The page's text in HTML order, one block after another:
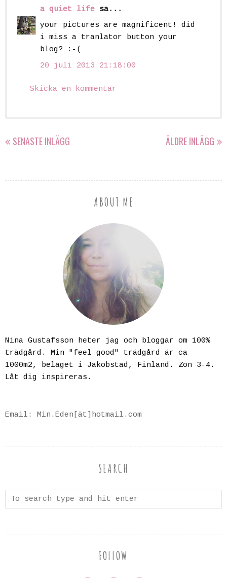
a quiet life sa...
your pictures are magnificent! did
i miss a tranlator button your
blog? :-(
20 juli 2013 21:18:00
Skicka en kommentar
SENASTE INLÄGG ÄLDRE INLÄGG
ABOUT ME
Nina Gustafsson heter jag och bloggar om 100%
trädgård. Min "feel good" trädgård är ca
1000m2, beläget i Jakobstad, Finland. Zon 3-4.
Låt dig inspireras.
Email: Min.Eden[ät]hotmail.com
SEARCH
FOLLOW